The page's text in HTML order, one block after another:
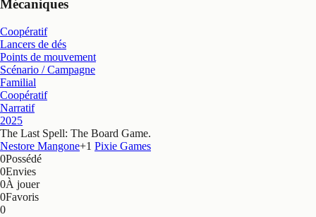
Mécaniques
Coopératif
Lancers de dés
Points de mouvement
Scénario / Campagne
Familial
Coopératif
Narratif
2025
The Last Spell: The Board Game.
Nestore Mangone+1 Pixie Games
0Possédé
0Envies
0À jouer
0Favoris
0